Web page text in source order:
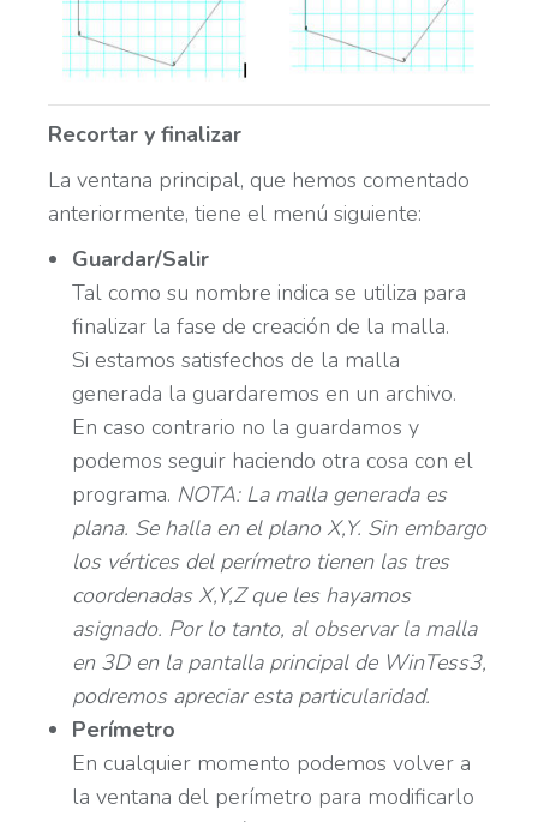
Recortar y finalizar
La ventana principal, que hemos comentado
anteriormente, tiene el menú siguiente:
Guardar/Salir
Tal como su nombre indica se utiliza para
finalizar la fase de creación de la malla.
Si estamos satisfechos de la malla
generada la guardaremos en un archivo.
En caso contrario no la guardamos y
podemos seguir haciendo otra cosa con el
programa. NOTA: La malla generada es
plana. Se halla en el plano X,Y. Sin embargo
los vértices del perímetro tienen las tres
coordenadas X,Y,Z que les hayamos
asignado. Por lo tanto, al observar la malla
en 3D en la pantalla principal de WinTess3,
podremos apreciar esta particularidad.
Perímetro
En cualquier momento podemos volver a
la ventana del perímetro para modificarlo